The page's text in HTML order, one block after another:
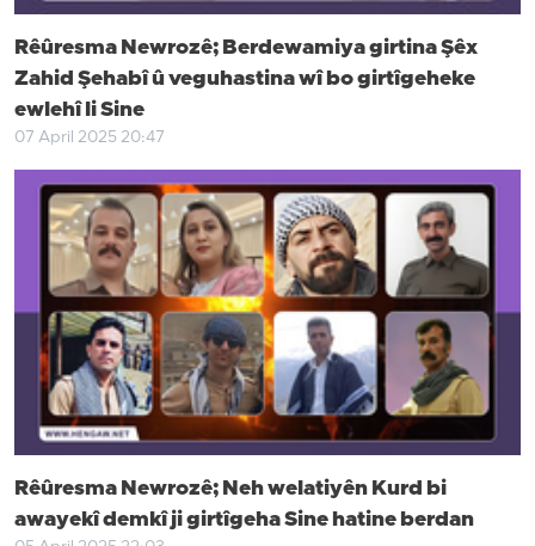
Rêûresma Newrozê; Berdewamiya girtina Şêx
Zahid Şehabî û veguhastina wî bo girtîgeheke
ewlehî li Sine
07 April 2025 20:47
Rêûresma Newrozê; Neh welatiyên Kurd bi
awayekî demkî ji girtîgeha Sine hatine berdan